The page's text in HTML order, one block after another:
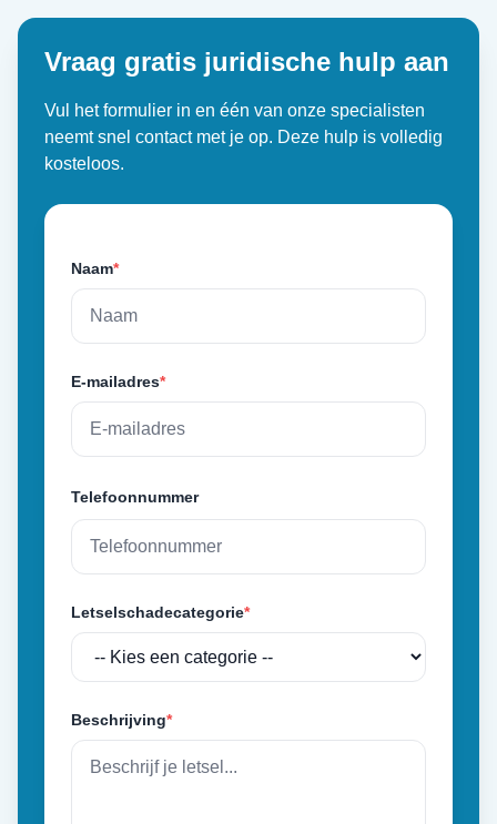
Vraag gratis juridische hulp aan
Vul het formulier in en één van onze specialisten
neemt snel contact met je op. Deze hulp is volledig
kosteloos.
Naam*
E-mailadres*
Telefoonnummer
Letselschadecategorie*
Beschrijving*